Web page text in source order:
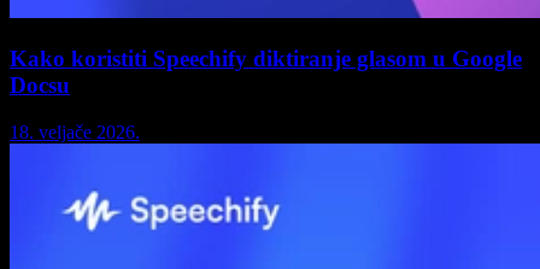
Kako koristiti Speechify diktiranje glasom u Google
Docsu
18. veljače 2026.